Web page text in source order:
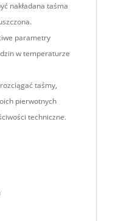
nakładana taśma
parametry
w temperaturze
taśmy,
pierwotnych
techniczne.